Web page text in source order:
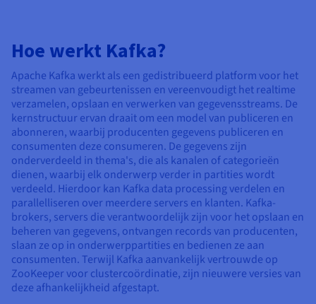
Hoe werkt Kafka?
Apache Kafka werkt als een gedistribueerd platform voor het
streamen van gebeurtenissen en vereenvoudigt het realtime
verzamelen, opslaan en verwerken van gegevensstreams. De
kernstructuur ervan draait om een model van publiceren en
abonneren, waarbij producenten gegevens publiceren en
consumenten deze consumeren. De gegevens zijn
onderverdeeld in thema's, die als kanalen of categorieën
dienen, waarbij elk onderwerp verder in partities wordt
verdeeld. Hierdoor kan Kafka data processing verdelen en
parallelliseren over meerdere servers en klanten. Kafka-
brokers, servers die verantwoordelijk zijn voor het opslaan en
beheren van gegevens, ontvangen records van producenten,
slaan ze op in onderwerppartities en bedienen ze aan
consumenten. Terwijl Kafka aanvankelijk vertrouwde op
ZooKeeper voor clustercoördinatie, zijn nieuwere versies van
deze afhankelijkheid afgestapt.